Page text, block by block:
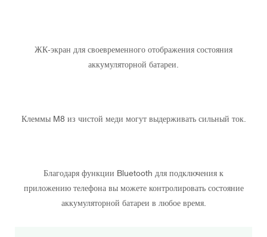
ЖК-экран для своевременного отображения состояния
аккумуляторной батареи.
Клеммы M8 из чистой меди могут выдерживать сильный ток.
Благодаря функции Bluetooth для подключения к
приложению телефона вы можете контролировать состояние
аккумуляторной батареи в любое время.